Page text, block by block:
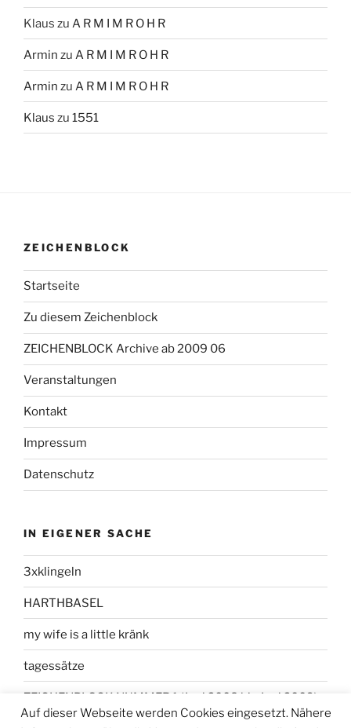
Klaus zu A R M I M R O H R
Armin zu A R M I M R O H R
Armin zu A R M I M R O H R
Klaus zu 1551
ZEICHENBLOCK
Startseite
Zu diesem Zeichenblock
ZEICHENBLOCK Archive ab 2009 06
Veranstaltungen
Kontakt
Impressum
Datenschutz
IN EIGENER SACHE
3xklingeln
HARTHBASEL
my wife is a little kränk
tagessätze
ZEICHENBLOCK NUMMER 1 (Juni 2008 bis Juni 2009)
Auf dieser Webseite werden Cookies eingesetzt. Nähere